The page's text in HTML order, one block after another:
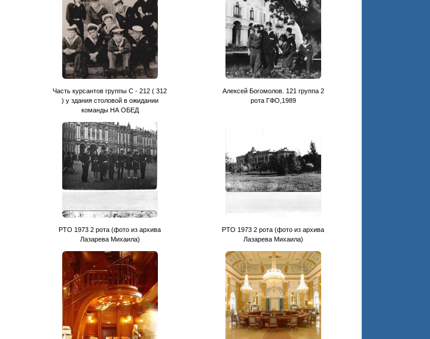
Часть курсантов группы С - 212 ( 312
) у здания столовой в ожидании
команды НА ОБЕД
Алексей Богомолов. 121 группа 2
рота ГФО,1989
РТО 1973 2 рота (фото из архива
Лазарева Михаила)
РТО 1973 2 рота (фото из архива
Лазарева Михаила)